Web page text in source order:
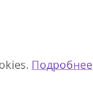
Подробнее